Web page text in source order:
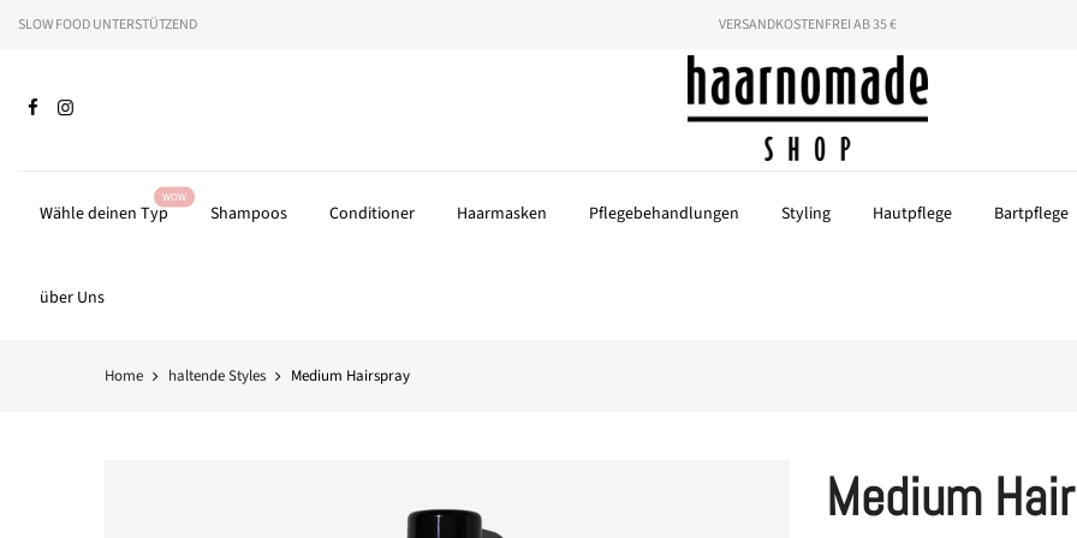
Zum
Wir hören nicht auf! Mit dem Code "SOMMER26" 26% auf deine gesamte
SLOW FOOD UNTERSTÜTZEND VERSANDKOSTENFREI AB 35 €
Wähle deinen Typ
WOW
Shampoos Conditioner Haarmasken Pflegebehandlungen Styling Hautpflege Bartpflege
über Uns
Home haltende Styles Medium Hairspray
Medium